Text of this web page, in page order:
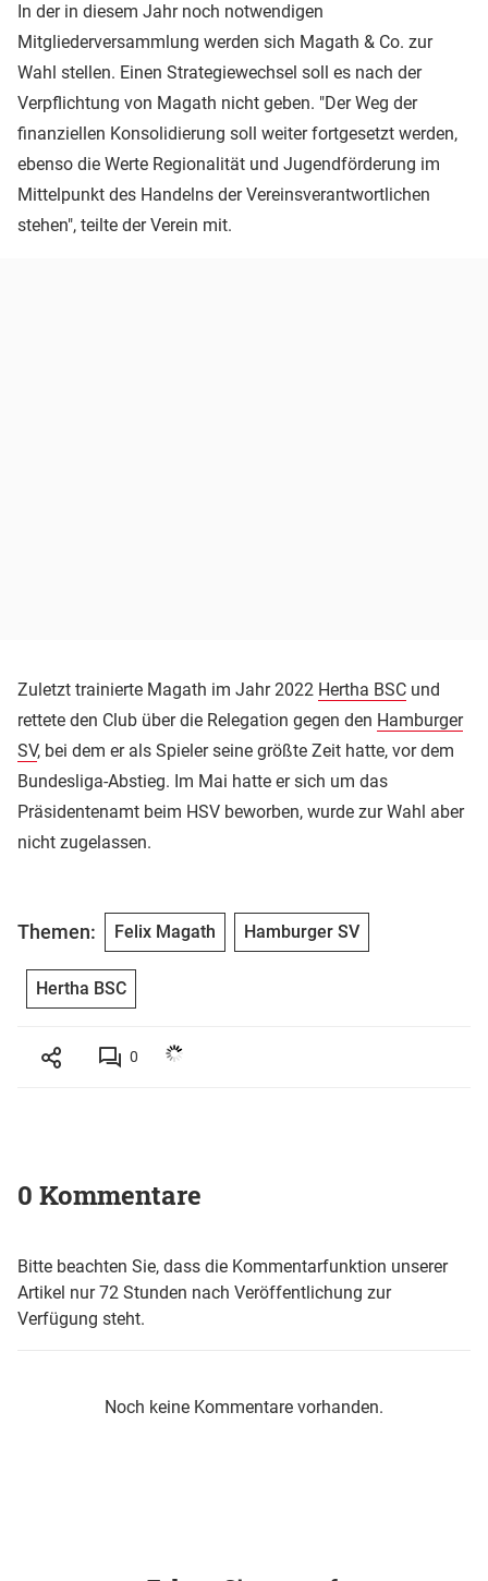
In der in diesem Jahr noch notwendigen
Mitgliederversammlung werden sich Magath & Co. zur
Wahl stellen. Einen Strategiewechsel soll es nach der
Verpflichtung von Magath nicht geben. "Der Weg der
finanziellen Konsolidierung soll weiter fortgesetzt werden,
ebenso die Werte Regionalität und Jugendförderung im
Mittelpunkt des Handelns der Vereinsverantwortlichen
stehen", teilte der Verein mit.
Zuletzt trainierte Magath im Jahr 2022 Hertha BSC und
rettete den Club über die Relegation gegen den Hamburger
SV, bei dem er als Spieler seine größte Zeit hatte, vor dem
Bundesliga-Abstieg. Im Mai hatte er sich um das
Präsidentenamt beim HSV beworben, wurde zur Wahl aber
nicht zugelassen.
Themen: Felix Magath Hamburger SV
Hertha BSC
0
0 Kommentare
Bitte beachten Sie, dass die Kommentarfunktion unserer
Artikel nur 72 Stunden nach Veröffentlichung zur
Verfügung steht.
Noch keine Kommentare vorhanden.